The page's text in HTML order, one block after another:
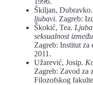
Škiljan, Dubravko.
ljubavi. Zagreb:
Škokić, Tea.
seksualnost
Zagreb: Institut
2011.
Užarević, Josip.
Zagreb: Zavod za
Filozofskog